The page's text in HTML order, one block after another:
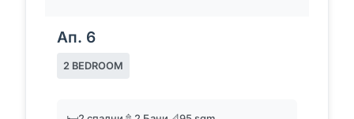
Ап. 6
2 BEDROOM